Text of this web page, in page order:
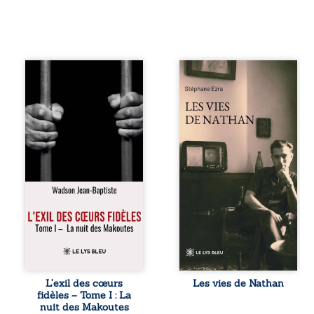
« Une nuit suffit
parfois pour briser
une famille… mais
certaines fidélités
traversent les
années. » Haïti,
sous la dictature
des Duvalier. La
jusque dans les
villages les plus
Jean-Joël Joli
mène une
avec sa famille.
respecté, il refuse
pourtant de
fermer les yeux
L’exil des cœurs
fidèles – Tome I : La
nuit des Makoutes
Les vies de
Nathan est un
né en trois jours,
au printemps
2026. Pour la
première fois,
Stéphane Ezra,
médium, a pu
communiquer
avec son père,
disparu depuis
plus de vingt ans
et qu’il n’a jamais
connu. De ce
dialogue par-delà
la mort naissent
des poèmes qui
retracent une vie
Les vies de Nathan